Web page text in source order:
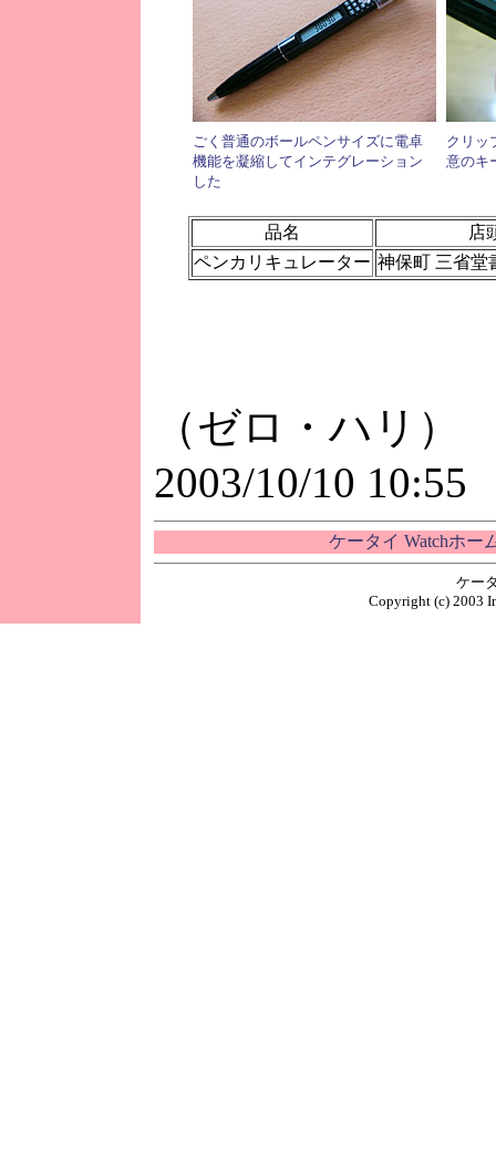
ごく普通のボールペンサイズに電卓
機能を凝縮してインテグレーション
した
クリッ
意のキ
品名
店
ペンカリキュレーター 神保町 三省堂
（ゼロ・ハリ）
2003/10/10 10:55
ケータイ Watchホー
ケー
Copyright (c) 2003